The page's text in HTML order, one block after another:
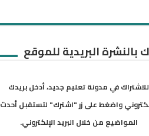
بالنشرة البريدية للموقع
للاشتراك في مدونة تعليم جديد، أدخل بريدك
واضغط على زر "اشترك" لتستقبل أحدث
المواضيع من خلال البريد الإلكتروني.